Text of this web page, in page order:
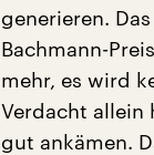
generieren.
Bachmann-
mehr, es wird
Verdacht allein
gut ankämen.